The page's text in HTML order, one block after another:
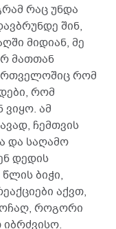
რაც უნდა
შინ,
მიდიან, მე
მათთან
რომ
რომ
ვიყო. ამ
ჩემთვის
და საღამო
დედის
ბიჭი,
აქვთ,
როგორი